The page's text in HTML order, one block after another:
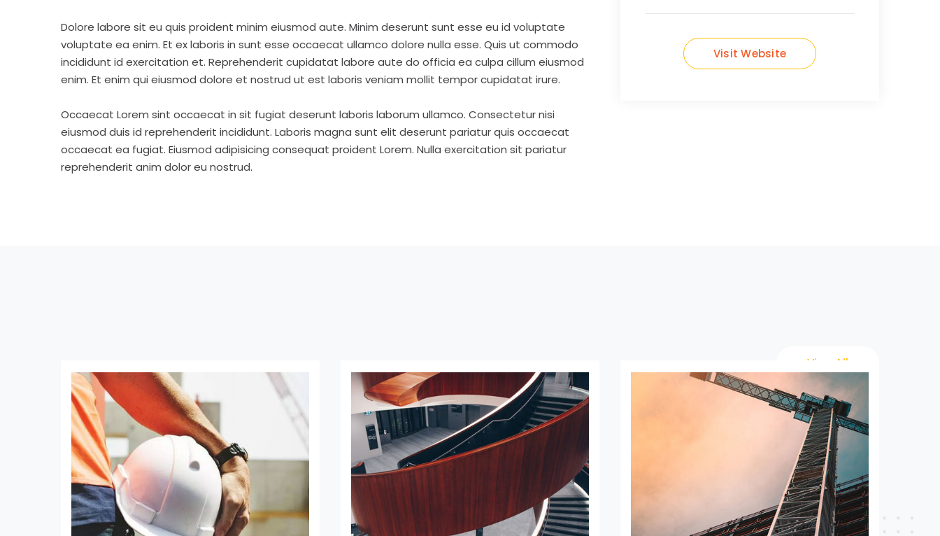
Dolore labore sit eu quis proident minim eiusmod aute. Minim deserunt sunt esse eu id voluptate
voluptate ea enim. Et ex laboris in sunt esse occaecat ullamco dolore nulla esse. Quis ut commodo
incididunt id exercitation et. Reprehenderit cupidatat labore aute do officia ea culpa cillum eiusmod
enim. Et enim qui eiusmod dolore et nostrud ut est laboris veniam mollit tempor cupidatat irure.
Occaecat Lorem sint occaecat in sit fugiat deserunt laboris laborum ullamco. Consectetur nisi
eiusmod duis id reprehenderit incididunt. Laboris magna sunt elit deserunt pariatur quis occaecat
occaecat ea fugiat. Eiusmod adipisicing consequat proident Lorem. Nulla exercitation sit pariatur
reprehenderit anim dolor eu nostrud.
Visit Website
View All